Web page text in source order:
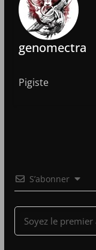
genomectra
Pigiste
S’abonner